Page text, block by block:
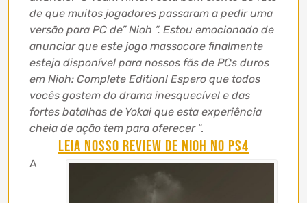
de que muitos jogadores passaram a pedir uma
versão para PC de” Nioh “. Estou emocionado de
anunciar que este jogo massocore finalmente
esteja disponível para nossos fãs de PCs duros
em Nioh: Complete Edition! Espero que todos
vocês gostem do drama inesquecível e das
fortes batalhas de Yokai que esta experiência
cheia de ação tem para oferecer“.
LEIA NOSSO REVIEW DE NIOH NO PS4
A